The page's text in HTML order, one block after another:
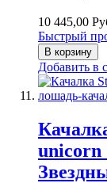
10 445,00
Быстрый
В корзину
Добавить в